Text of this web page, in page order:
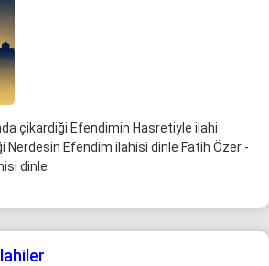
çikardiği Efendimin Hasretiyle ilahi
Nerdesin Efendim ilahisi dinle Fatih Özer -
dinle